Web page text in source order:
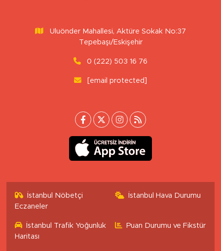
Uluönder Mahallesi, Aktüre Sokak No:37
Tepebaşı/Eskişehir
0 (222) 503 16 76
[email protected]
İstanbul Nöbetçi
Eczaneler
İstanbul Hava Durumu
İstanbul Trafik Yoğunluk
Haritası
Puan Durumu ve Fikstür